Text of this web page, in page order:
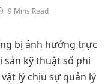
9 Mins Read
bị ảnh hưởng trực
sản kỹ thuật số phi
lý chịu sự quản lý